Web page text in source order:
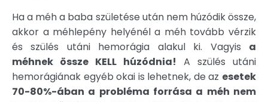
Ha a méh a baba születése után nem húzódik össze,
akkor a méhlepény helyénél a méh tovább vérzik
és szülés utáni hemorágia alakul ki. Vagyis a
méhnek össze KELL húzódnia! A szülés utáni
hemorágiának egyéb okai is lehetnek, de az esetek
70-80%-ában a probléma forrása a méh nem